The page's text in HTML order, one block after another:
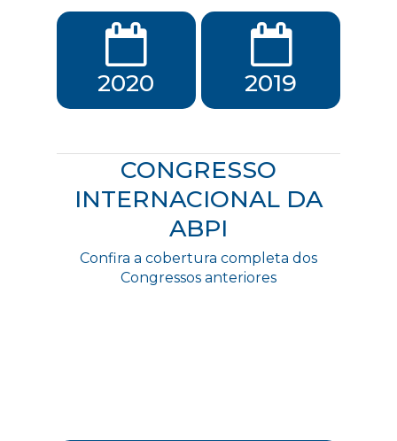
2020 2019
CONGRESSO
INTERNACIONAL DA
ABPI
Confira a cobertura completa dos
Congressos anteriores